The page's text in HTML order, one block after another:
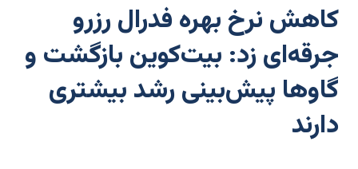
کاهش نرخ بهره فدرال رزرو
جرقه‌ای زد: بیت‌کوین بازگشت و
گاوها پیش‌بینی رشد بیشتری
دارند